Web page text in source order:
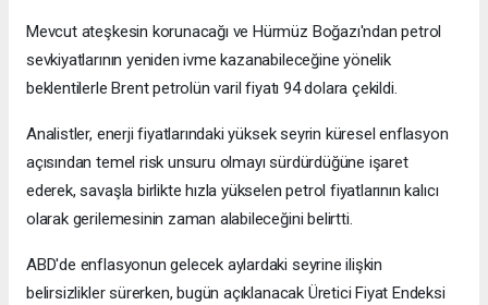
Mevcut ateşkesin korunacağı ve Hürmüz Boğazı'ndan petrol
sevkiyatlarının yeniden ivme kazanabileceğine yönelik
beklentilerle Brent petrolün varil fiyatı 94 dolara çekildi.
Analistler, enerji fiyatlarındaki yüksek seyrin küresel enflasyon
açısından temel risk unsuru olmayı sürdürdüğüne işaret
ederek, savaşla birlikte hızla yükselen petrol fiyatlarının kalıcı
olarak gerilemesinin zaman alabileceğini belirtti.
ABD'de enflasyonun gelecek aylardaki seyrine ilişkin
belirsizlikler sürerken, bugün açıklanacak Üretici Fiyat Endeksi